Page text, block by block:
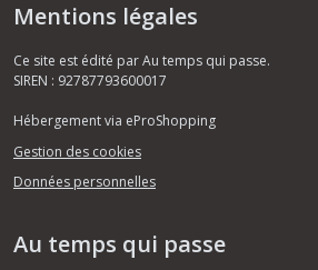
Mentions légales
Ce site est édité par Au temps qui passe.
SIREN : 92787793600017
Hébergement via eProShopping
Gestion des cookies
Données personnelles
Au temps qui passe